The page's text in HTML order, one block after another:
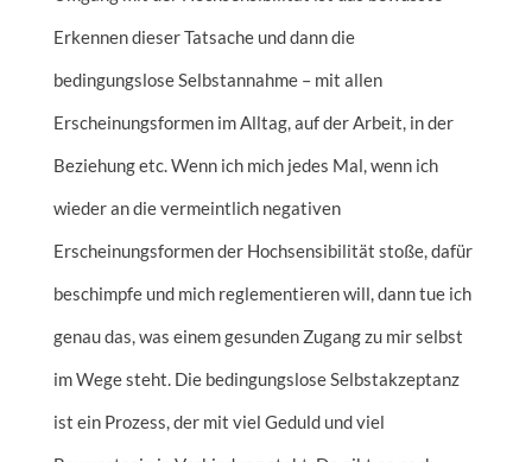
Erkennen dieser Tatsache und dann die
bedingungslose Selbstannahme – mit allen
Erscheinungsformen im Alltag, auf der Arbeit, in der
Beziehung etc. Wenn ich mich jedes Mal, wenn ich
wieder an die vermeintlich negativen
Erscheinungsformen der Hochsensibilität stoße, dafür
beschimpfe und mich reglementieren will, dann tue ich
genau das, was einem gesunden Zugang zu mir selbst
im Wege steht. Die bedingungslose Selbstakzeptanz
ist ein Prozess, der mit viel Geduld und viel